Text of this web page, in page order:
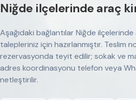
Niğde ilçelerinde araç
Aşağıdaki bağlantılar Niğde
talepleriniz için hazırlanmıştır. Teslim
rezervasyonda teyit edilir; sokak ve
adres koordinasyonu telefon veya
netleştirilir.